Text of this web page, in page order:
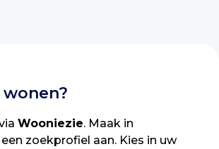
Wooniezie. Maak in
zoekprofiel aan. Kies in uw